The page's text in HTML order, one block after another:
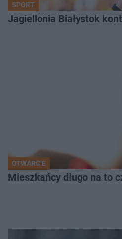
SPORT
Jagiellonia Białystok
OTWARCIE
Mieszkańcy długo na to